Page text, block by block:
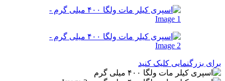
برای بزرگنمایی کلیک کنید